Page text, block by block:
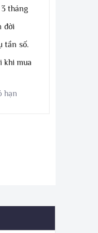
tháng
đời
tần số.
khi mua
hạn